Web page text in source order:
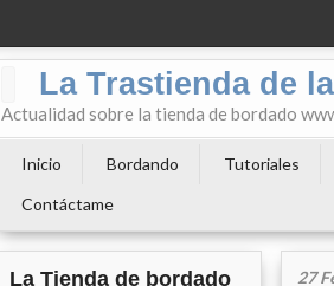
La Trastienda de
Actualidad sobre la tienda de bordado
Inicio Bordando Tutoriales
Contáctame
La Tienda de bordado 27